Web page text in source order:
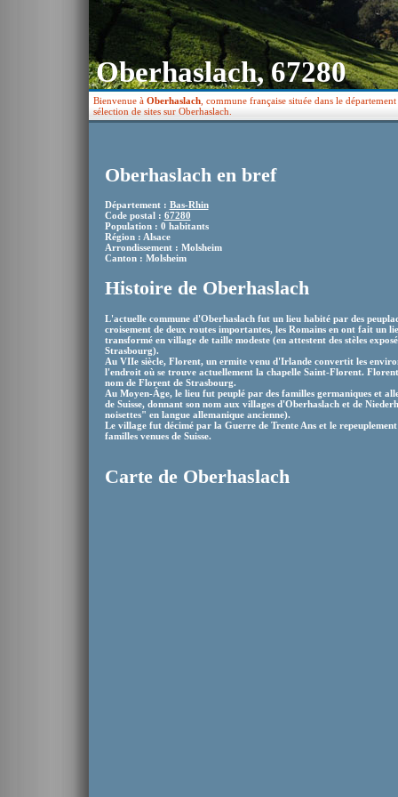
Oberhaslach, 67280
Bienvenue à Oberhaslach , commune française située dans le
sélection de sites sur Oberhaslach.
Oberhaslach en bref
Département : Bas-Rhin
Code postal : 67280
Population : 0 habitants
Région : Alsace
Arrondissement : Molsheim
Canton : Molsheim
Histoire de Oberhaslach
L'actuelle commune d'Oberhaslach fut un lieu habité par des
croisement de deux routes importantes, les Romains en ont fait un
transformé en village de taille modeste (en attestent des stèles
Strasbourg).
Au VIIe siècle, Florent, un ermite venu d'Irlande convertit les
l'endroit où se trouve actuellement la chapelle Saint-Florent.
nom de Florent de Strasbourg.
Au Moyen-Âge, le lieu fut peuplé par des familles germaniques et
de Suisse, donnant son nom aux villages d'Oberhaslach et de
noisettes" en langue allemanique ancienne).
Le village fut décimé par la Guerre de Trente Ans et le
familles venues de Suisse.
Carte de Oberhaslach